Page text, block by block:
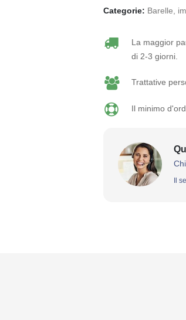
Categorie: Barelle,
La maggior
di 2-3 giorni.
Trattative
Il minimo
Il